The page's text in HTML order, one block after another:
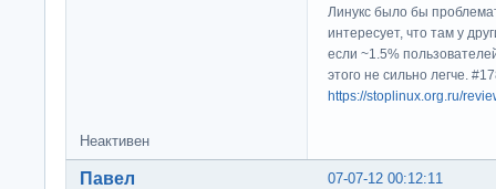
Линукс было бы
интересует, что там у
если ~1.5%
этого не сильно легче.
https://stoplinux.org.ru/
Неактивен
07-07-12 00:12:11
Павел